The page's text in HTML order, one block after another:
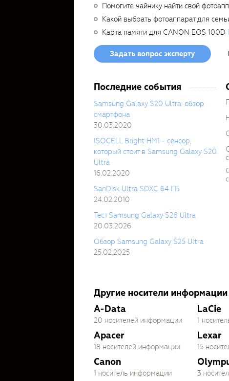
Помогите чайнику найти свой
Какой выбрать фотоаппарат для
Карта памяти для CANON EOS 100D
Задать вопрос эксперту
Последние события
Samsung Galaxy S20 Ultra: обзор
смартфона
30.03.2020
ISOCELL Bright HM1 - сенсор,
который стоит в Samsung Galaxy S20
Ultra
16.02.2020
SanDisk Ultra SDXC 64 ГБ
24.02.2010
Тест Samsung Galaxy S26 Ultra
20.03.2026
Обзор Samsung Galaxy S25 Ultra
25.02.2025
Другие носители информации
A-Data
20 носителей информации
Apacer
18 носителей информации
Canon
1 носитель информации
LaCie
1
Lexar
15
3